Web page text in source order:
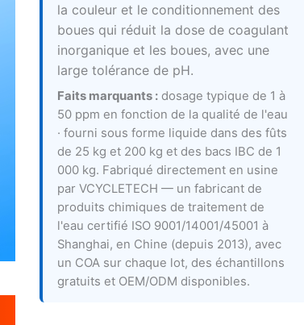
la couleur et le conditionnement des
boues qui réduit la dose de coagulant
inorganique et les boues, avec une
large tolérance de pH.
Faits marquants :dosage typique de 1 à
50 ppm en fonction de la qualité de l'eau
· fourni sous forme liquide dans des fûts
de 25 kg et 200 kg et des bacs IBC de 1
000 kg. Fabriqué directement en usine
par VCYCLETECH — un fabricant de
produits chimiques de traitement de
l'eau certifié ISO 9001/14001/45001 à
Shanghai, en Chine (depuis 2013), avec
un COA sur chaque lot, des échantillons
gratuits et OEM/ODM disponibles.